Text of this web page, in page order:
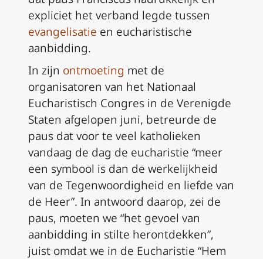
expliciet het verband legde tussen
evangelisatie en eucharistische
aanbidding.
In zijn ontmoeting met de
organisatoren van het Nationaal
Eucharistisch Congres in de Verenigde
Staten afgelopen juni, betreurde de
paus dat voor te veel katholieken
vandaag de dag de eucharistie “meer
een symbool is dan de werkelijkheid
van de Tegenwoordigheid en liefde van
de Heer”. In antwoord daarop, zei de
paus, moeten we “het gevoel van
aanbidding in stilte herontdekken”,
juist omdat we in de Eucharistie “Hem